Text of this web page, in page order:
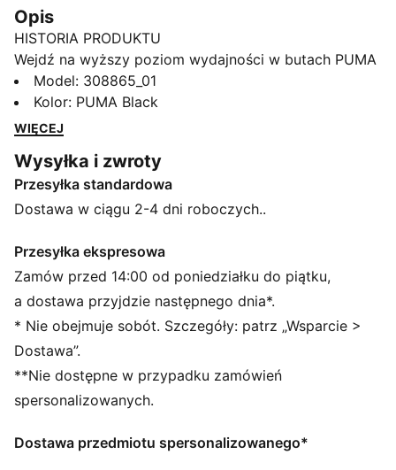
Opis
HISTORIA PRODUKTU
Wejdź na wyższy poziom wydajności w butach PUMA
BMW M Motorsport Drift Cat 11. W kultowych
kolorach BMW, z syntetyczną cholewką i trwałą
gumową podeszwą, buty te są idealne dla fanów,
CECHY + KORZYŚCI
Cholewka butów wykonana jest w co najmniej 20% z
materiałów pochodzących z recyklingu
Standardowa szerokość
Syntetyczna cholewka
Elastyczne zapięcie do szybkiego zakładania i
zdejmowania
Kultowe kolory BMW M Motorsport
Gumowa podeszwa zewnętrzna
Styl PUMA dla dzieci: produkty polecane dla dzieci
pomiędzy 4. a 8. rokiem życia
Model: 308865_01
Kolor: PUMA Black
WIĘCEJ
Wysyłka i zwroty
Przesyłka standardowa
Dostawa w ciągu 2-4 dni roboczych..
Przesyłka ekspresowa
Zamów przed 14:00 od poniedziałku do piątku,
a dostawa przyjdzie następnego dnia*.
* Nie obejmuje sobót. Szczegóły: patrz „Wsparcie >
Dostawa”.
**Nie dostępne w przypadku zamówień
spersonalizowanych.
Dostawa przedmiotu spersonalizowanego*